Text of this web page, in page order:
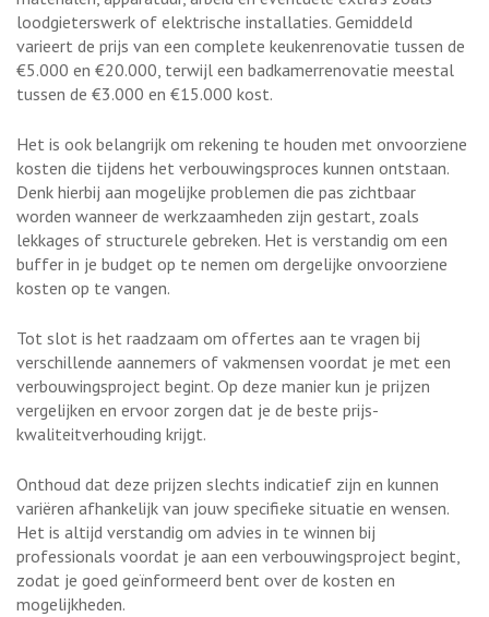
loodgieterswerk of elektrische installaties. Gemiddeld
varieert de prijs van een complete keukenrenovatie tussen de
€5.000 en €20.000, terwijl een badkamerrenovatie meestal
tussen de €3.000 en €15.000 kost.
Het is ook belangrijk om rekening te houden met onvoorziene
kosten die tijdens het verbouwingsproces kunnen ontstaan.
Denk hierbij aan mogelijke problemen die pas zichtbaar
worden wanneer de werkzaamheden zijn gestart, zoals
lekkages of structurele gebreken. Het is verstandig om een
buffer in je budget op te nemen om dergelijke onvoorziene
kosten op te vangen.
Tot slot is het raadzaam om offertes aan te vragen bij
verschillende aannemers of vakmensen voordat je met een
verbouwingsproject begint. Op deze manier kun je prijzen
vergelijken en ervoor zorgen dat je de beste prijs-
kwaliteitverhouding krijgt.
Onthoud dat deze prijzen slechts indicatief zijn en kunnen
variëren afhankelijk van jouw specifieke situatie en wensen.
Het is altijd verstandig om advies in te winnen bij
professionals voordat je aan een verbouwingsproject begint,
zodat je goed geïnformeerd bent over de kosten en
mogelijkheden.